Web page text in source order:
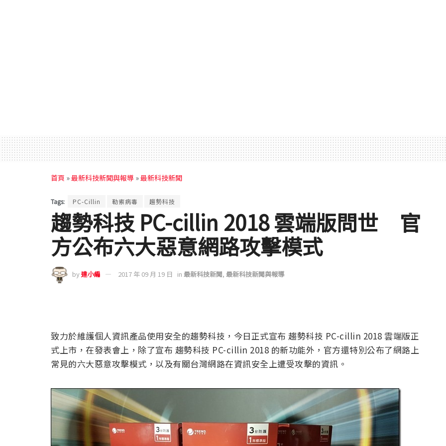
首頁 »最新科技新聞與報導 »最新科技新聞
Tags: PC-Cillin 勒索病毒 趨勢科技
趨勢科技 PC-cillin 2018 雲端版問世 官
方公布六大惡意網路攻擊模式
by達小編 2017 年 09 月 19 日 in 最新科技新聞, 最新科技新聞與報導
致力於維護個人資訊產品使用安全的趨勢科技，今日正式宣布 趨勢科技 PC-cillin 2018 雲端版正
式上市，在發表會上，除了宣布 趨勢科技 PC-cillin 2018 的新功能外，官方還特別公布了網路上
常見的六大惡意攻擊模式，以及有關台灣網路在資訊安全上遭受攻擊的資訊。